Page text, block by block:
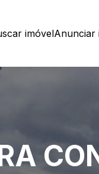
imóvelAnunciar